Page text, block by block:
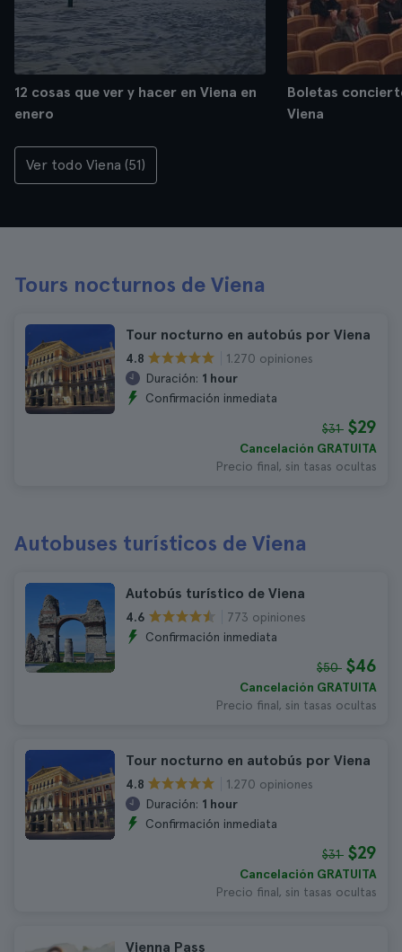
12 cosas que ver y hacer en Viena en
enero
Boletas
Viena
Ver todo Viena (51)
Tours nocturnos de Viena
Tour nocturno en autobús por Viena
4.8
1.270 opiniones
Duración: 1 hour
Confirmación inmediata
$31 $29
Cancelación GRATUITA
Precio final, sin tasas ocultas
Autobuses turísticos de Viena
Autobús turístico de Viena
4.6
773 opiniones
Confirmación inmediata
$50 $46
Cancelación GRATUITA
Precio final, sin tasas ocultas
Tour nocturno en autobús por Viena
4.8
1.270 opiniones
Duración: 1 hour
Confirmación inmediata
$31 $29
Cancelación GRATUITA
Precio final, sin tasas ocultas
Vienna Pass